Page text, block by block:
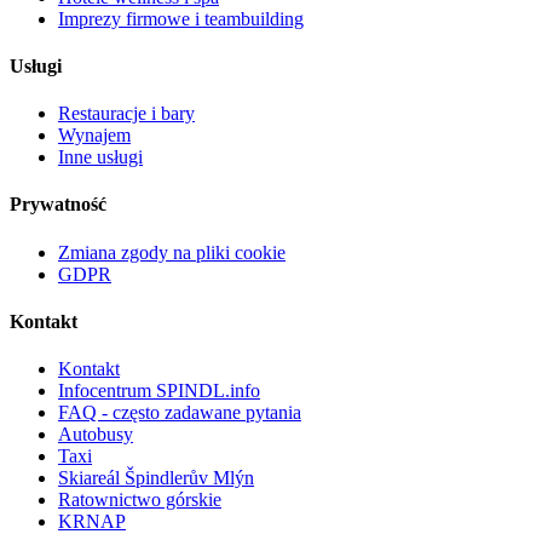
Imprezy firmowe i teambuilding
Usługi
Restauracje i bary
Wynajem
Inne usługi
Prywatność
Zmiana zgody na pliki cookie
GDPR
Kontakt
Kontakt
Infocentrum SPINDL.info
FAQ - często zadawane pytania
Autobusy
Taxi
Skiareál Špindlerův Mlýn
Ratownictwo górskie
KRNAP